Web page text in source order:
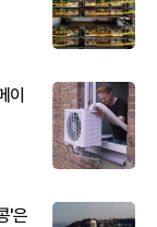
이
'은